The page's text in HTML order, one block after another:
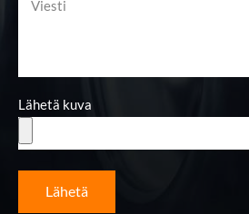
Lähetä kuva
Lähetä